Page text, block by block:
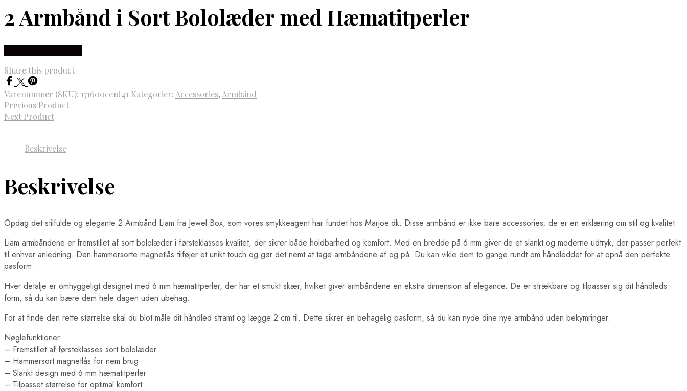
2 Armbånd i Sort Bololæder med Hæmatitperler
Share this product
Varenummer (SKU): 171600ce1d41 Kategorier: Accessories, Armbånd
Previous Product
Next Product
Beskrivelse
Beskrivelse
Opdag det stilfulde og elegante 2 Armbånd Liam fra Jewel Box, som vores smykkeagent har fundet hos Marjoe.dk. Disse armbånd er ikke bare accessories; de er en erklæring om stil og kvalitet.
Liam armbåndene er fremstillet af sort bololæder i førsteklasses kvalitet, der sikrer både holdbarhed og komfort. Med en bredde på 6 mm giver de et slankt og moderne udtryk, der passer perfekt
til enhver anledning. Den hammersorte magnetlås tilføjer et unikt touch og gør det nemt at tage armbåndene af og på. Du kan vikle dem to gange rundt om håndleddet for at opnå den perfekte
pasform.
Hver detalje er omhyggeligt designet med 6 mm hæmatitperler, der har et smukt skær, hvilket giver armbåndene en ekstra dimension af elegance. De er strækbare og tilpasser sig dit håndleds
form, så du kan bære dem hele dagen uden ubehag.
For at finde den rette størrelse skal du blot måle dit håndled stramt og lægge 2 cm til. Dette sikrer en behagelig pasform, så du kan nyde dine nye armbånd uden bekymringer.
Nøglefunktioner:
– Fremstillet af førsteklasses sort bololæder
– Hammersort magnetlås for nem brug
– Slankt design med 6 mm hæmatitperler
– Tilpasset størrelse for optimal komfort